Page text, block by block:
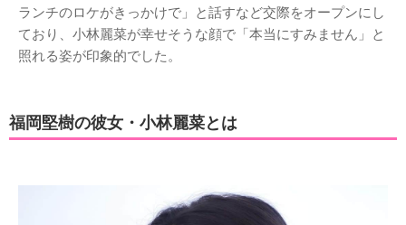
ランチのロケがきっかけで」と話すなど交際をオープンにし
ており、小林麗菜が幸せそうな顔で「本当にすみません」と
照れる姿が印象的でした。
福岡堅樹の彼女・小林麗菜とは